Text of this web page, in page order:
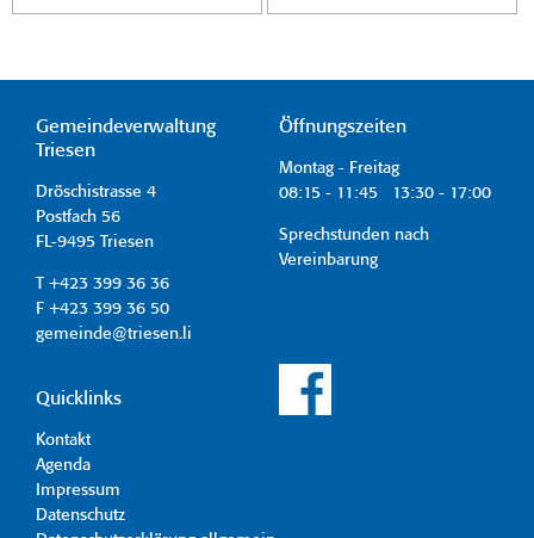
Gemeindeverwaltung
Triesen
Dröschistrasse 4
Postfach 56
FL-9495 Triesen
T +423 399 36 36
F +423 399 36 50
gemeinde@triesen.li
Öffnungszeiten
Montag - Freitag
08:15 - 11:45 13:30 - 17:00
Sprechstunden nach
Vereinbarung
Quicklinks
Kontakt
Agenda
Impressum
Datenschutz